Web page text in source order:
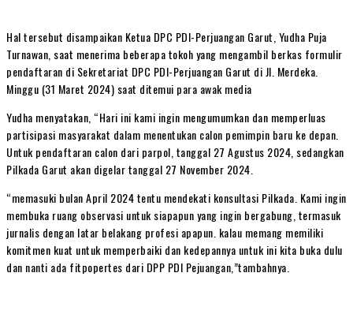
Hal tersebut disampaikan Ketua DPC PDI-Perjuangan Garut, Yudha Puja
Turnawan, saat menerima beberapa tokoh yang mengambil berkas formulir
pendaftaran di Sekretariat DPC PDI-Perjuangan Garut di Jl. Merdeka.
Minggu (31 Maret 2024) saat ditemui para awak media
Yudha menyatakan, “Hari ini kami ingin mengumumkan dan memperluas
partisipasi masyarakat dalam menentukan calon pemimpin baru ke depan.
Untuk pendaftaran calon dari parpol, tanggal 27 Agustus 2024, sedangkan
Pilkada Garut akan digelar tanggal 27 November 2024.
“memasuki bulan April 2024 tentu mendekati konsultasi Pilkada. Kami ingin
membuka ruang observasi untuk siapapun yang ingin bergabung, termasuk
jurnalis dengan latar belakang profesi apapun. kalau memang memiliki
komitmen kuat untuk memperbaiki dan kedepannya untuk ini kita buka dulu
dan nanti ada fitpopertes dari DPP PDI Pejuangan,”tambahnya.